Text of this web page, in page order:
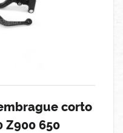
corto
Z900 650